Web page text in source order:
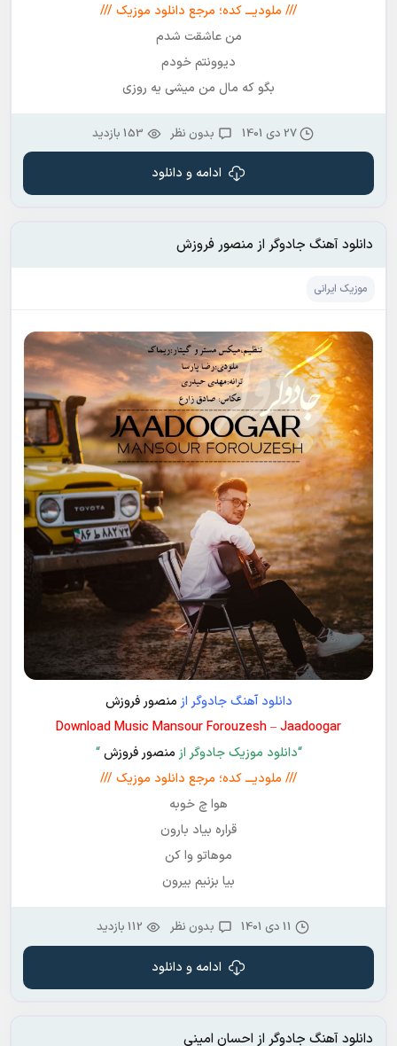
/// ملودیـــ کده؛ مرجع دانلود موزیک ///
من عاشقت شدم
دیوونتم خودم
بگو که مال من میشی یه روزی
27 دی 1401 بدون نظر 153 بازدید
ادامه و دانلود
دانلود آهنگ جادوگر از منصور فروزش
موزیک ایرانی
دانلود آهنگ جادوگر از منصور فروزش
Download Music Mansour Forouzesh – Jaadoogar
“دانلود موزیک جادوگر از منصور فروزش“
/// ملودیـــ کده؛ مرجع دانلود موزیک ///
هوا چ خوبه
قراره بیاد بارون
موهاتو وا کن
بیا بزنیم بیرون
11 دی 1401 بدون نظر 112 بازدید
ادامه و دانلود
دانلود آهنگ جادوگر از احسان امینی